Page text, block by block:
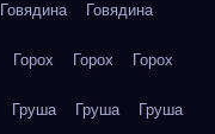
Говядина Говядина
Горох Горох Горох
Груша Груша Груша